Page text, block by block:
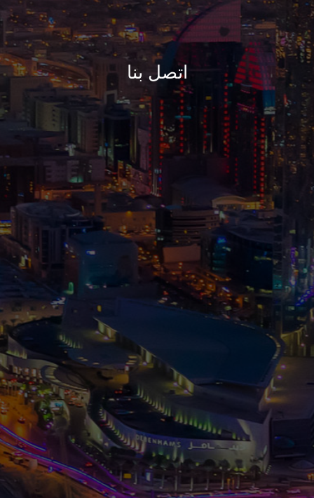
اتصل بنا